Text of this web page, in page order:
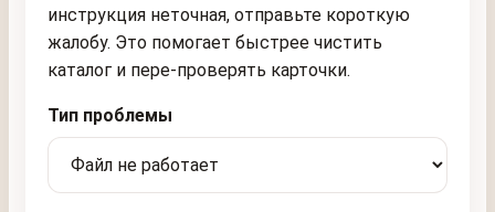
инструкция неточная, отправьте короткую
жалобу. Это помогает быстрее чистить
каталог и пере-проверять карточки.
Тип проблемы